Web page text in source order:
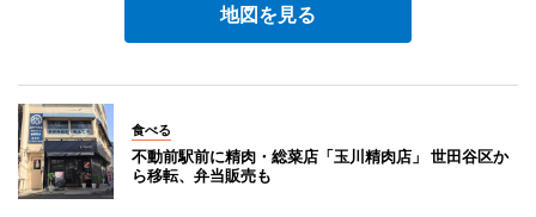
地図を見る
食べる
不動前駅前に精肉・総菜店「玉川精肉店」 世田谷区か
ら移転、弁当販売も